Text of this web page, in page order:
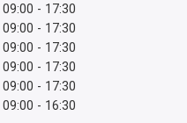
09:00 - 17:30
09:00 - 17:30
09:00 - 17:30
09:00 - 17:30
09:00 - 17:30
09:00 - 16:30